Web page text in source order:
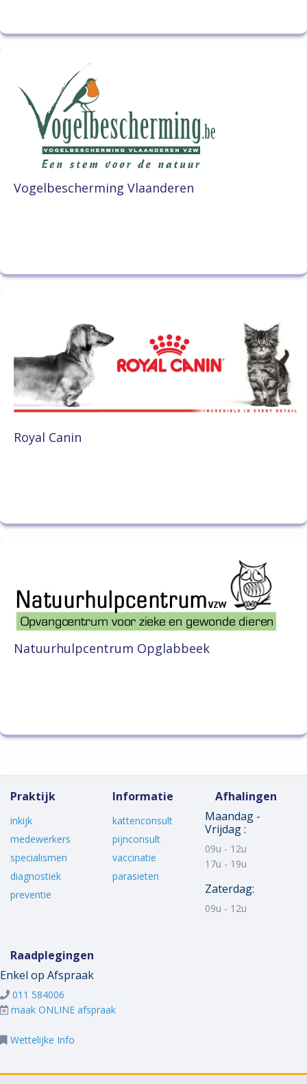
Vogelbescherming Vlaanderen
Royal Canin
Natuurhulpcentrum Opglabbeek
Praktijk
inkijk
medewerkers
specialismen
diagnostiek
preventie
Informatie
kattenconsult
pijnconsult
vaccinatie
parasieten
Afhalingen
Maandag -
Vrijdag :
09u - 12u
17u - 19u
Zaterdag:
09u - 12u
Raadplegingen
Enkel op Afspraak
011 584006
maak ONLINE afspraak
Wettelijke Info